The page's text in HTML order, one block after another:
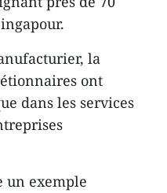
la
ont
dans les services
un exemple